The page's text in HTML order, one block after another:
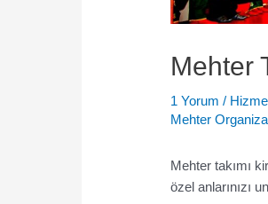
Mehter
1 Yorum /
Mehter
Mehter takımı
özel anlarınızı